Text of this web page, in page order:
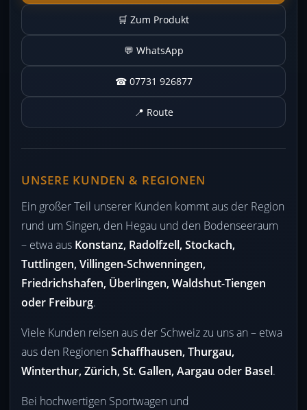
🛒 Zum Produkt
💬 WhatsApp
☎ 07731 926877
📍 Route
UNSERE KUNDEN & REGIONEN
Ein großer Teil unserer Kunden kommt aus der Region
rund um Singen, den Hegau und den Bodenseeraum
– etwa aus Konstanz, Radolfzell, Stockach,
Tuttlingen, Villingen-Schwenningen,
Friedrichshafen, Überlingen, Waldshut-Tiengen
oder Freiburg.
Viele Kunden reisen aus der Schweiz zu uns an – etwa
aus den Regionen Schaffhausen, Thurgau,
Winterthur, Zürich, St. Gallen, Aargau oder Basel.
Bei hochwertigen Sportwagen und